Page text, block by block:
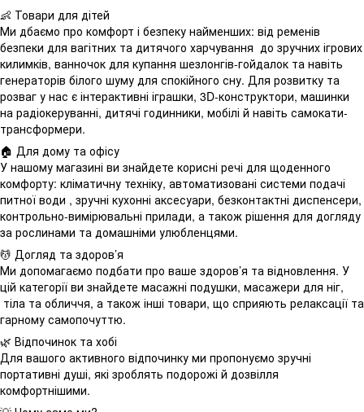
👶 Товари для дітей
Ми дбаємо про комфорт і безпеку найменших: від ременів
безпеки для вагітних та дитячого харчування до зручних ігрових
килимків, ванночок для купання шезлонгів-гойдалок та навіть
генераторів білого шуму для спокійного сну. Для розвитку та
розваг у нас є інтерактивні іграшки, 3D-конструктори, машинки
на радіокеруванні, дитячі годинники, мобілі й навіть самокати-
трансформери.
🏠 Для дому та офісу
У нашому магазині ви знайдете корисні речі для щоденного
комфорту: кліматичну техніку, автоматизовані системи подачі
питної води , зручні кухонні аксесуари, безконтактні диспенсери,
контрольно-вимірювальні прилади, а також рішення для догляду
за рослинами та домашніми улюбленцями.
💆 Догляд та здоров’я
Ми допомагаємо подбати про ваше здоров’я та відновлення. У
цій категорії ви знайдете масажні подушки, масажери для ніг,
тіла та обличчя, а також інші товари, що сприяють релаксації та
гарному самопочуттю.
🌿 Відпочинок та хобі
Для вашого активного відпочинку ми пропонуємо зручні
портативні душі, які зроблять подорожі й дозвілля
комфортнішими.